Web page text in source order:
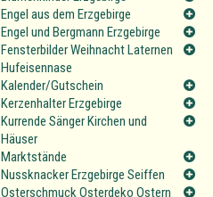
Engel aus dem Erzgebirge
Engel und Bergmann Erzgebirge
Fensterbilder Weihnacht Laternen
Hufeisennase
Kalender/Gutschein
Kerzenhalter Erzgebirge
Kurrende Sänger Kirchen und
Häuser
Marktstände
Nussknacker Erzgebirge Seiffen
Osterschmuck Osterdeko Ostern